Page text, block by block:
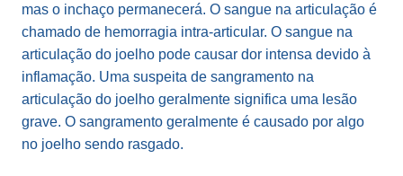
mas o inchaço permanecerá. O sangue na articulação é
chamado de hemorragia intra-articular. O sangue na
articulação do joelho pode causar dor intensa devido à
inflamação. Uma suspeita de sangramento na
articulação do joelho geralmente significa uma lesão
grave. O sangramento geralmente é causado por algo
no joelho sendo rasgado.